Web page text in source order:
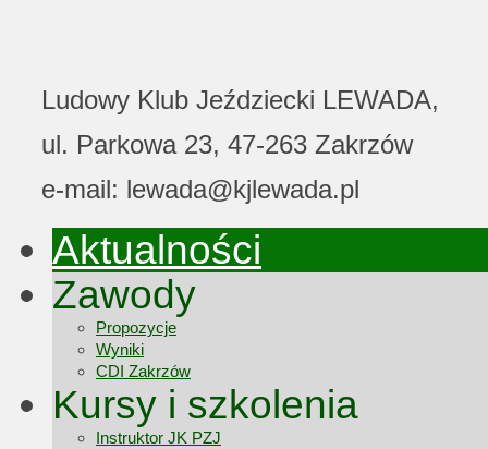
Ludowy Klub Jeździecki LEWADA,
ul. Parkowa 23, 47-263 Zakrzów
e-mail: lewada@kjlewada.pl
Aktualności
Zawody
Propozycje
Wyniki
CDI Zakrzów
Kursy i szkolenia
Instruktor JK PZJ